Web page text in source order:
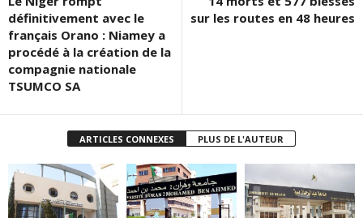
définitivement avec le
français Orano : Niamey a
procédé à la création de la
compagnie nationale
TSUMCO SA
sur les routes en 48 heures
ARTICLES CONNEXES PLUS DE L'AUTEUR